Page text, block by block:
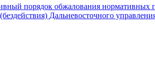
порядок обжалования нормативных
Дальневосточного